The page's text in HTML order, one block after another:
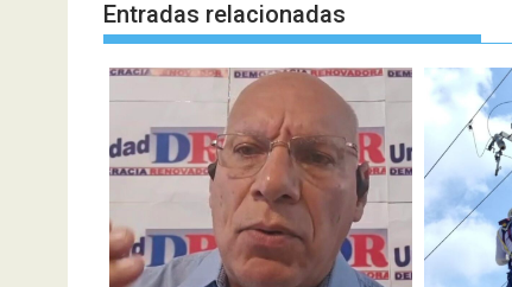
Entradas relacionadas